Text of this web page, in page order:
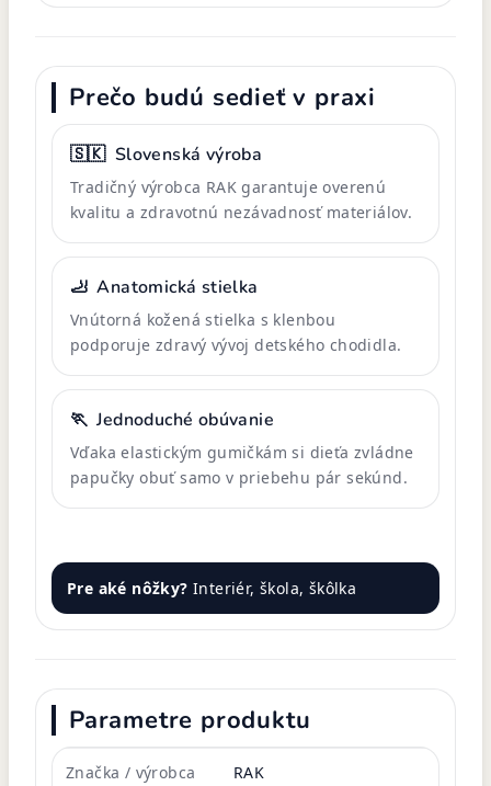
Prečo budú sedieť v praxi
🇸🇰 Slovenská výroba
Tradičný výrobca RAK garantuje overenú
kvalitu a zdravotnú nezávadnosť materiálov.
🦶 Anatomická stielka
Vnútorná kožená stielka s klenbou
podporuje zdravý vývoj detského chodidla.
🏃 Jednoduché obúvanie
Vďaka elastickým gumičkám si dieťa zvládne
papučky obuť samo v priebehu pár sekúnd.
Pre aké nôžky? Interiér, škola, škôlka
Parametre produktu
Značka / výrobca RAK